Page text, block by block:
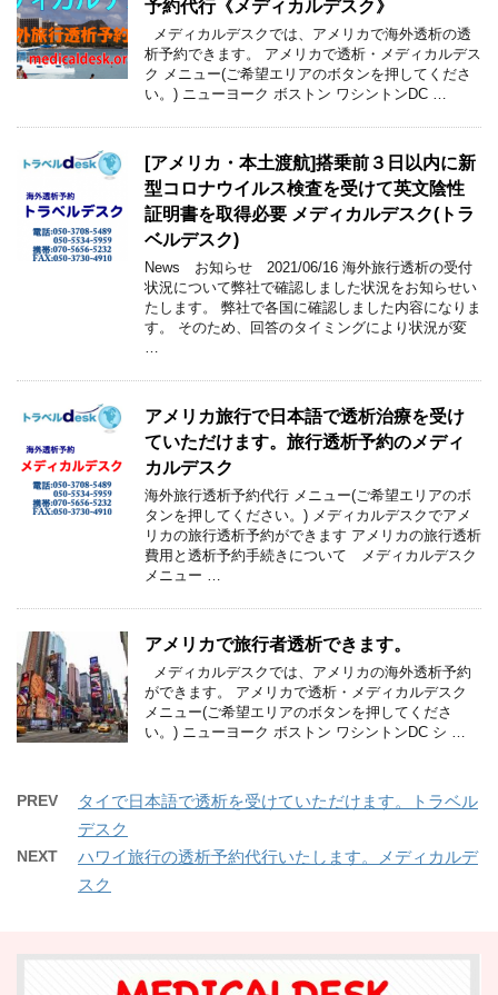
予約代行《メディカルデスク》
メディカルデスクでは、アメリカで海外透析の透
析予約できます。 アメリカで透析・メディカルデス
ク メニュー(ご希望エリアのボタンを押してくださ
い。) ニューヨーク ボストン ワシントンDC …
[アメリカ・本土渡航]搭乗前３日以内に新
型コロナウイルス検査を受けて英文陰性
証明書を取得必要 メディカルデスク(トラ
ベルデスク)
News お知らせ 2021/06/16 海外旅行透析の受付
状況について弊社で確認しました状況をお知らせい
たします。 弊社で各国に確認しました内容になりま
す。 そのため、回答のタイミングにより状況が変
アメリカ旅行で日本語で透析治療を受け
ていただけます。旅行透析予約のメディ
カルデスク
海外旅行透析予約代行 メニュー(ご希望エリアのボ
タンを押してください。) メディカルデスクでアメ
リカの旅行透析予約ができます アメリカの旅行透析
費用と透析予約手続きについて メディカルデスク
メニュー …
アメリカで旅行者透析できます。
メディカルデスクでは、アメリカの海外透析予約
ができます。 アメリカで透析・メディカルデスク
メニュー(ご希望エリアのボタンを押してくださ
い。) ニューヨーク ボストン ワシントンDC シ …
PREV
タイで日本語で透析を受けていただけます。トラベル
デスク
NEXT
ハワイ旅行の透析予約代行いたします。メディカルデ
スク